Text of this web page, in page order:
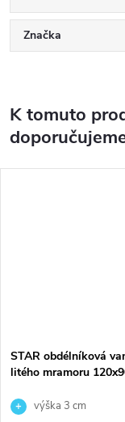
Značka
K tomuto
STAR obdélníková
litého mramoru
výška 3 cm